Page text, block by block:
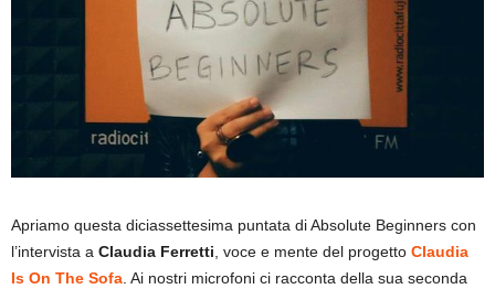
Apriamo questa diciassettesima puntata di Absolute Beginners con
l’intervista a Claudia Ferretti , voce e mente del progetto Claudia
Is On The Sofa . Ai nostri microfoni ci racconta della sua seconda